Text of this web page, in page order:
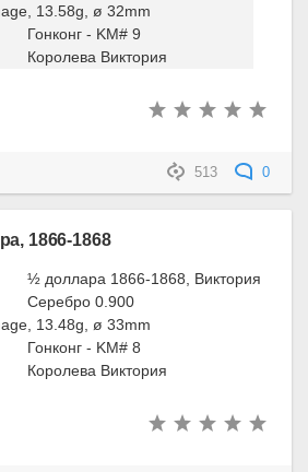
, 13.58g, ø 32mm
Гонконг - KM# 9
Королева Виктория
513 0
1866-1868
½ доллара 1866-1868, Виктория
Серебро 0.900
, 13.48g, ø 33mm
Гонконг - KM# 8
Королева Виктория